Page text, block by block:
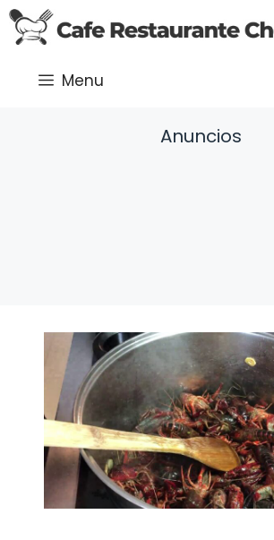
Saltar
al
Menu
Anuncios